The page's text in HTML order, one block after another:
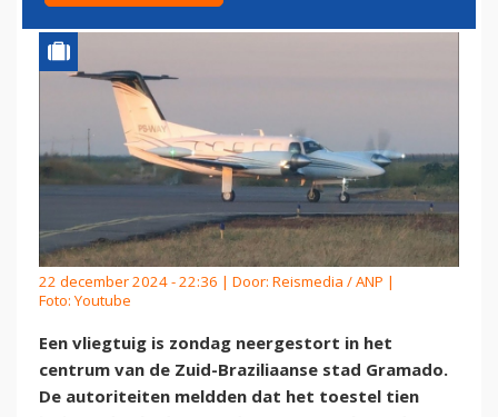
22 december 2024 - 22:36 | Door: Reismedia / ANP |
Foto: Youtube
Een vliegtuig is zondag neergestort in het
centrum van de Zuid-Braziliaanse stad Gramado.
De autoriteiten meldden dat het toestel tien